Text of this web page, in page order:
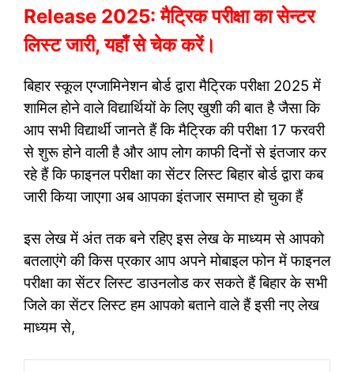
Release 2025: मैट्रिक परीक्षा का सेन्टर
लिस्ट जारी, यहाँ से चेक करें।
बिहार स्कूल एग्जामिनेशन बोर्ड द्वारा मैट्रिक परीक्षा 2025 में
शामिल होने वाले विद्यार्थियों के लिए खुशी की बात है जैसा कि
आप सभी विद्यार्थी जानते हैं कि मैट्रिक की परीक्षा 17 फरवरी
से शुरू होने वाली है और आप लोग काफी दिनों से इंतजार कर
रहे हैं कि फाइनल परीक्षा का सेंटर लिस्ट बिहार बोर्ड द्वारा कब
जारी किया जाएगा अब आपका इंतजार समाप्त हो चुका हैं
इस लेख में अंत तक बने रहिए इस लेख के माध्यम से आपको
बतलाएंगे की किस प्रकार आप अपने मोबाइल फोन में फाइनल
परीक्षा का सेंटर लिस्ट डाउनलोड कर सकते हैं बिहार के सभी
जिले का सेंटर लिस्ट हम आपको बताने वाले हैं इसी नए लेख
माध्यम से,